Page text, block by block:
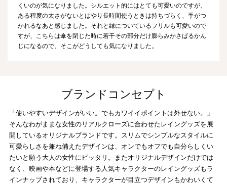
くいのが気になりました。シルエット的にはとても可愛いのですが、
ある程度の太さがないとはやり長時間使うときは持ちづらく、手がつ
かれるなあと感じました。それと縁についているフリルも可愛いので
すが、こちらは傘を閉じた時に若干その部分だけ膨らみかさばるかん
じになるので、そこがどうしても気になりました。
ブランドコンセプト
「使いやすいデザインがいい。でもカワイイポイントは外せない。」
そんなわがままな女性のリアルクローズに合わせたレイングッズを展
開しているオリジナルブランドです。スリムでシンプルなスタイルに
可愛らしさを兼ね備えたデザインは、オンでもオフでも自分らしくい
たいと願う大人の女性にピッタリ。またオリジナルデザインだけでは
なく、映画や本などに登場する人気キャラクターのレイングッズもラ
インナップされており、キャラクターが目立つデザインもかわいくて